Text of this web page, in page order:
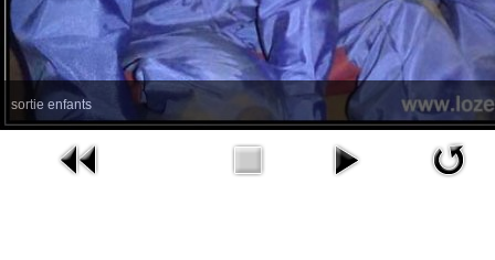
sortie enfants